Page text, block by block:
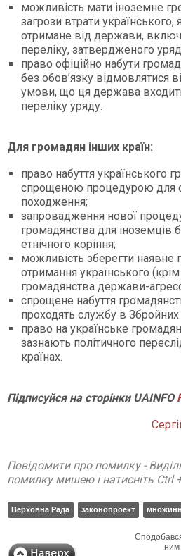
можливість мати іноземне
загрози втрати
отримане від держави,
переліку, затвердженого
право офіційно набути
без обов’язку відмовлятися
умови, що ця держава
переліку уряду.
Для громадян інших країн:
право набуття українського
спрощеною процедурою для
походження;
запровадження нової
громадянства для іноземців
етнічного коріння;
можливість зберегти наявне
отримання українського
громадянства держави-
спрощене набуття
проходять службу в
право на українське
зазнають політичного
країнах.
ПідписуйсянасторінкиUAINFO
Повідомити про помилку -
помилку мишею і натисніть Ctrl
Верховна Рада законопроект
ним